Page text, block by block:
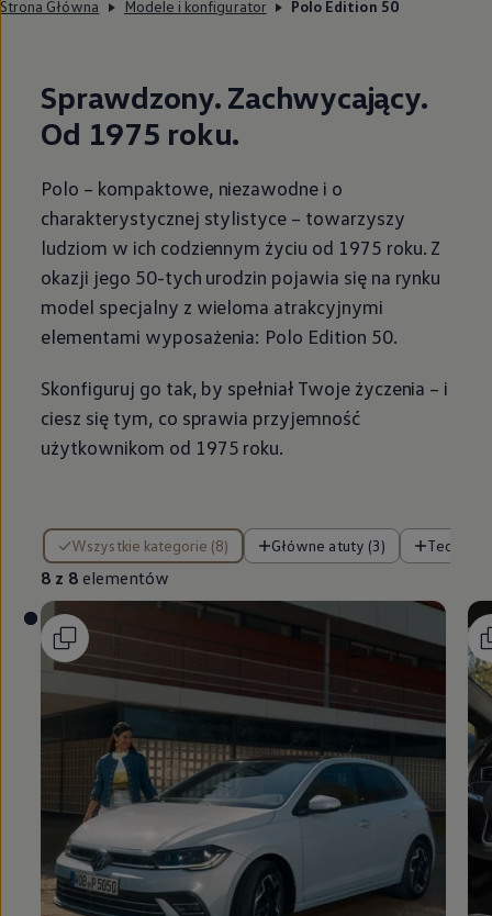
Strona Główna Modele i konfigurator Polo Edition 50
Sprawdzony. Zachwycający.
Od 1975 roku.
Polo – kompaktowe, niezawodne i o
charakterystycznej stylistyce – towarzyszy
ludziom w ich codziennym życiu od 1975 roku. Z
okazji jego 50-tych urodzin pojawia się na rynku
model specjalny z wieloma atrakcyjnymi
elementami wyposażenia: Polo Edition 50.
Skonfiguruj go tak, by spełniał Twoje życzenia – i
ciesz się tym, co sprawia przyjemność
użytkownikom od 1975 roku.
Wszystkie kategorie (8) Główne atuty (3)
8 z 8 elementów
8 z 8 elementów